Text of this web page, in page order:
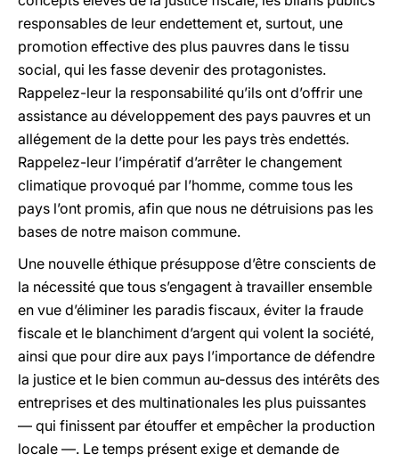
responsables de leur endettement et, surtout, une
promotion effective des plus pauvres dans le tissu
social, qui les fasse devenir des protagonistes.
Rappelez-leur la responsabilité qu’ils ont d’offrir une
assistance au développement des pays pauvres et un
allégement de la dette pour les pays très endettés.
Rappelez-leur l’impératif d’arrêter le changement
climatique provoqué par l’homme, comme tous les
pays l’ont promis, afin que nous ne détruisions pas les
bases de notre maison commune.
Une nouvelle éthique présuppose d’être conscients de
la nécessité que tous s’engagent à travailler ensemble
en vue d’éliminer les paradis fiscaux, éviter la fraude
fiscale et le blanchiment d’argent qui volent la société,
ainsi que pour dire aux pays l’importance de défendre
la justice et le bien commun au-dessus des intérêts des
entreprises et des multinationales les plus puissantes
— qui finissent par étouffer et empêcher la production
locale —. Le temps présent exige et demande de